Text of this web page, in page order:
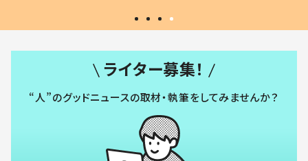
ライター募集！
“人”のグッドニュースの取材・執筆をしてみませんか？